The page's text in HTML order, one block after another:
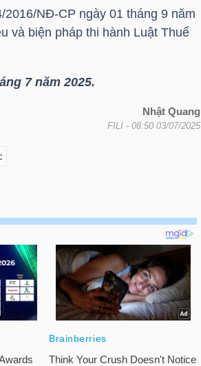
NĐ-CP ngày 01 tháng 9 năm
và biện pháp thi hành Luật Thuế
7 năm 2025.
Nhật Quang
FILI - 08:50 03/07/2025